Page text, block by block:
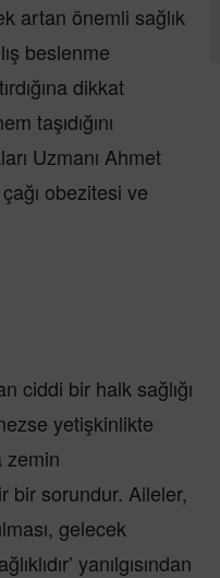
artan önemli sağlık
beslenme
dikkat
taşıdığını
Uzmanı Ahmet
obezitesi ve
ciddi bir halk sağlığı
yetişkinlikte
zemin
bir sorundur. Aileler,
gelecek
yanılgısından